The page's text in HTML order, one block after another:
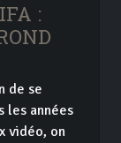
:
de se
les années
vidéo, on